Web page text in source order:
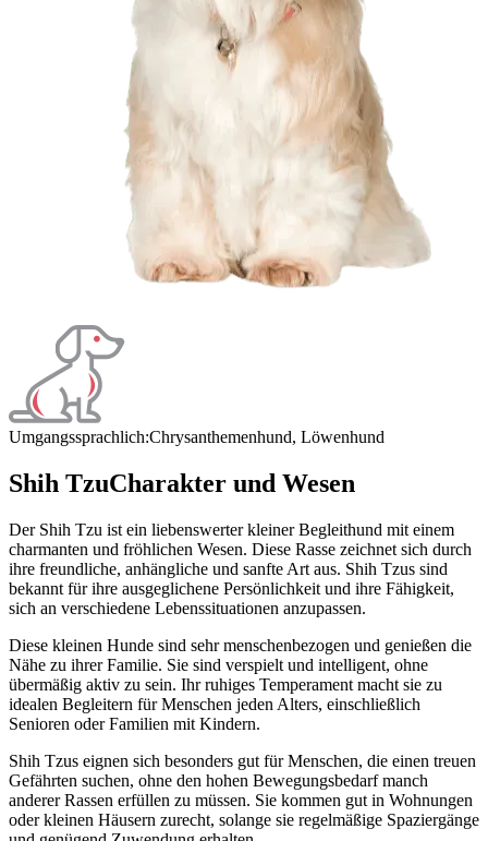
Umgangssprachlich:Chrysanthemenhund, Löwenhund
Shih TzuCharakter und Wesen
Der Shih Tzu ist ein liebenswerter kleiner Begleithund mit einem
charmanten und fröhlichen Wesen. Diese Rasse zeichnet sich durch
ihre freundliche, anhängliche und sanfte Art aus. Shih Tzus sind
bekannt für ihre ausgeglichene Persönlichkeit und ihre Fähigkeit,
sich an verschiedene Lebenssituationen anzupassen.
Diese kleinen Hunde sind sehr menschenbezogen und genießen die
Nähe zu ihrer Familie. Sie sind verspielt und intelligent, ohne
übermäßig aktiv zu sein. Ihr ruhiges Temperament macht sie zu
idealen Begleitern für Menschen jeden Alters, einschließlich
Senioren oder Familien mit Kindern.
Shih Tzus eignen sich besonders gut für Menschen, die einen treuen
Gefährten suchen, ohne den hohen Bewegungsbedarf manch
anderer Rassen erfüllen zu müssen. Sie kommen gut in Wohnungen
oder kleinen Häusern zurecht, solange sie regelmäßige Spaziergänge